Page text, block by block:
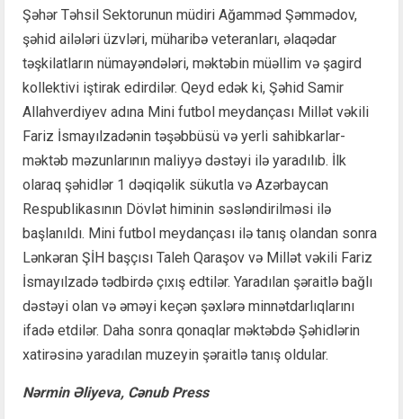
Şəhər Təhsil Sektorunun müdiri Ağamməd Şəmmədov,
şəhid ailələri üzvləri, müharibə veteranları, əlaqədar
təşkilatların nümayəndələri, məktəbin müəllim və şagird
kollektivi iştirak edirdilər. Qeyd edək ki, Şəhid Samir
Allahverdiyev adına Mini futbol meydançası Millət vəkili
Fariz İsmayılzadənin təşəbbüsü və yerli sahibkarlar-
məktəb məzunlarının maliyyə dəstəyi ilə yaradılıb. İlk
olaraq şəhidlər 1 dəqiqəlik sükutla və Azərbaycan
Respublikasının Dövlət himinin səsləndirilməsi ilə
başlanıldı. Mini futbol meydançası ilə tanış olandan sonra
Lənkəran ŞİH başçısı Taleh Qaraşov və Millət vəkili Fariz
İsmayılzadə tədbirdə çıxış edtilər. Yaradılan şəraitlə bağlı
dəstəyi olan və əməyi keçən şəxlərə minnətdarlıqlarını
ifadə etdilər. Daha sonra qonaqlar məktəbdə Şəhidlərin
xatirəsinə yaradılan muzeyin şəraitlə tanış oldular.
Nərmin Əliyeva, Cənub Press